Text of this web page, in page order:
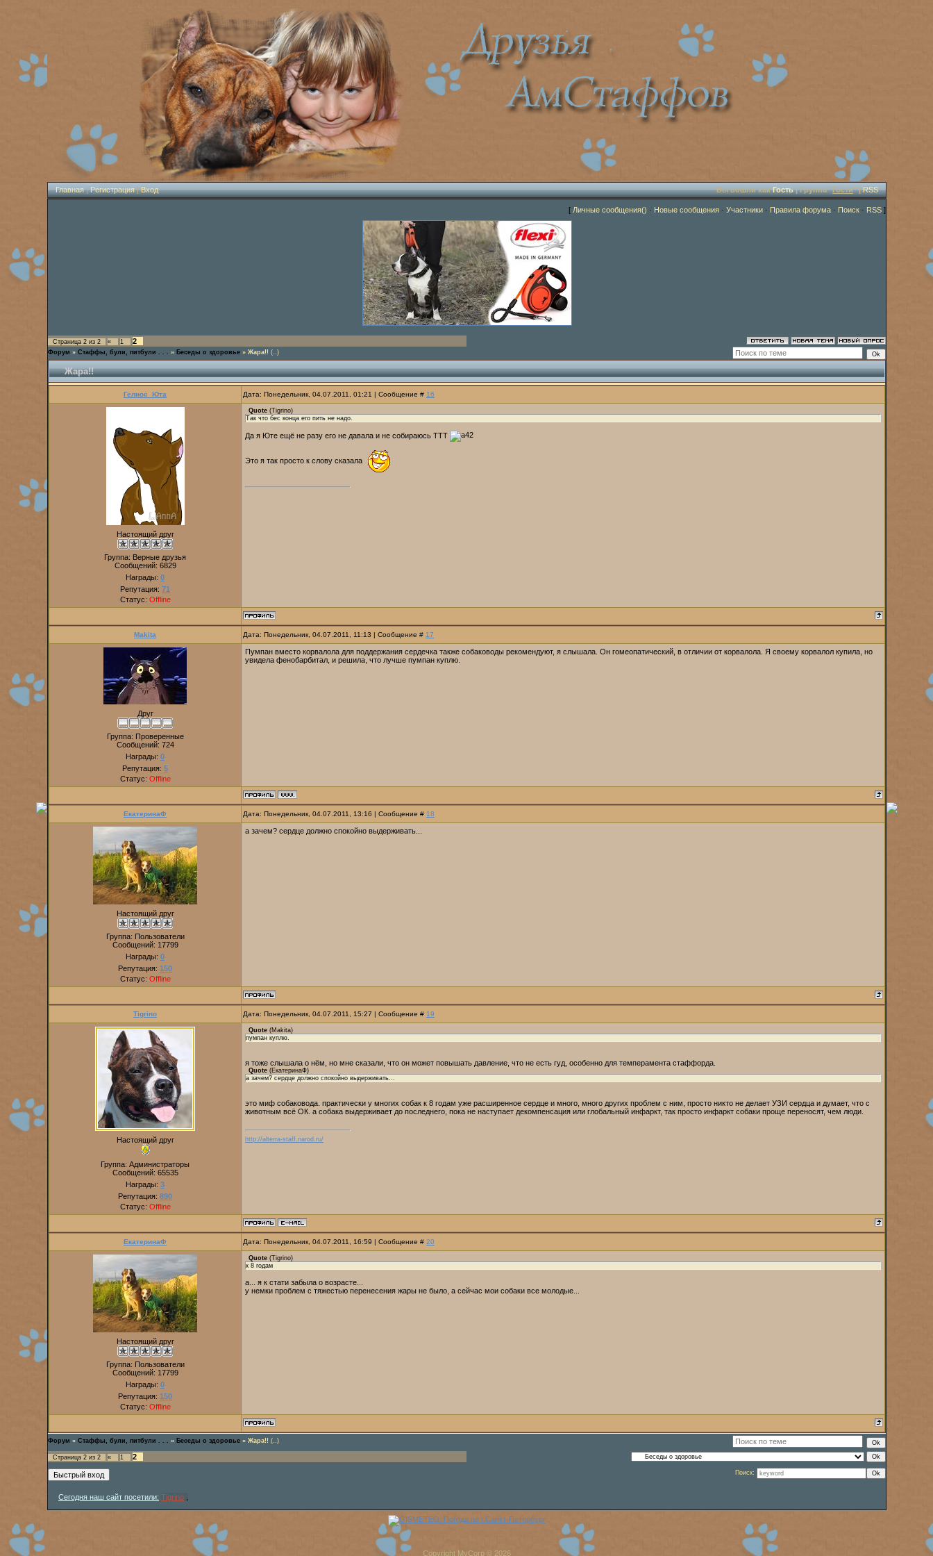
Главная|Регистрация|Вход Вы вошли какГость| Группа "Гости" |RSS
[ Личные сообщения() · Новые сообщения · Участники · Правила форума · Поиск · RSS ]
Страница 2 из 2 « 1 2
Форум » Стаффы, були, питбули . . . » Беседы о здоровье » Жара!! (..)
Жара!!
Гелиос_Юта Дата: Понедельник, 04.07.2011, 01:21 | Сообщение # 16
Настоящий друг
Группа: Верные друзья
Сообщений: 6829
Награды: 0
Репутация: 71
Статус: Offline
Quote (Tigrino)
Так что бес конца его пить не надо.
Да я Юте ещё не разу его не давала и не собираюсь ТТТ
Это я так просто к слову сказала
Makita Дата: Понедельник, 04.07.2011, 11:13 | Сообщение # 17
Друг
Группа: Проверенные
Сообщений: 724
Награды: 0
Репутация: 5
Статус: Offline
Пумпан вместо корвалола для поддержания сердечка также собаководы рекомендуют, я слышала. Он гомеопатический, в отличии от корвалола. Я своему корвалол купила, но
увидела фенобарбитал, и решила, что лучше пумпан куплю.
ЕкатеринаФ Дата: Понедельник, 04.07.2011, 13:16 | Сообщение # 18
Настоящий друг
Группа: Пользователи
Сообщений: 17799
Награды: 0
Репутация: 150
Статус: Offline
а зачем? сердце должно спокойно выдерживать...
Tigrino Дата: Понедельник, 04.07.2011, 15:27 | Сообщение # 19
Настоящий друг
Группа: Администраторы
Сообщений: 65535
Награды: 3
Репутация: 890
Статус: Offline
Quote (Makita)
пумпан куплю.
я тоже слышала о нём, но мне сказали, что он может повышать давление, что не есть гуд, особенно для темперамента стаффорда.
Quote (ЕкатеринаФ)
а зачем? сердце должно спокойно выдерживать...
это миф собаковода. практически у многих собак к 8 годам уже расширенное сердце и много, много других проблем с ним, просто никто не делает УЗИ сердца и думает, что с
животным всё ОК. а собака выдерживает до последнего, пока не наступает декомпенсация или глобальный инфаркт, так просто инфаркт собаки проще переносят, чем люди.
http://alterra-staff.narod.ru/
ЕкатеринаФ Дата: Понедельник, 04.07.2011, 16:59 | Сообщение # 20
Настоящий друг
Группа: Пользователи
Сообщений: 17799
Награды: 0
Репутация: 150
Статус: Offline
Quote (Tigrino)
к 8 годам
а... я к стати забыла о возрасте...
у немки проблем с тяжестью перенесения жары не было, а сейчас мои собаки все молодые...
Форум » Стаффы, були, питбули . . . » Беседы о здоровье » Жара!! (..)
Страница 2 из 2 « 1 2
Поиск:
Сегодня наш сайт посетили: Tigrino
Copyright MyCorp © 2026